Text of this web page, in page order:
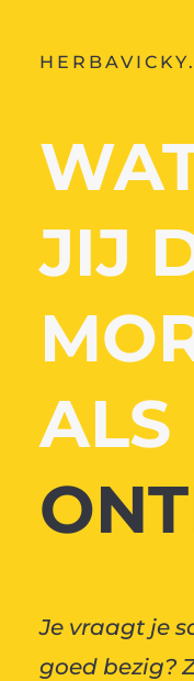
JIJ
ALS
Je vraagt je
goed bezig?